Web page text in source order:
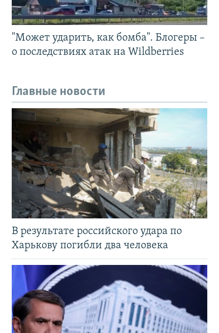
"Может ударить, как бомба". Блогеры –
о последствиях атак на Wildberries
Главные новости
В результате российского удара по
Харькову погибли два человека